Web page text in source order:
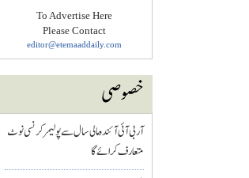
To Advertise Here
Please Contact
editor@etemaaddaily.com
خصوصی
آر بی آئی آئندہ مالی سال سے پولیمر کرنسی نوٹ
متعارف کرائے گا